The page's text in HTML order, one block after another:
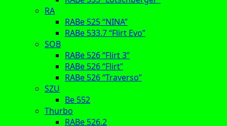
RA
RABe 525 “NINA”
RABe 533.7 “Flirt Evo”
SOB
RABe 526 “Flirt 3”
RABe 526 “Flirt”
RABe 526 “Traverso”
SZU
Be 552
Thurbo
RABe 526.2